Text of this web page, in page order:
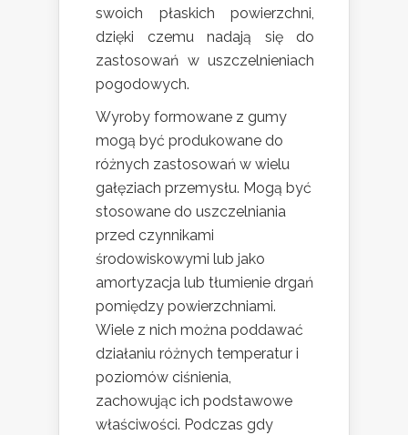
swoich płaskich powierzchni,
dzięki czemu nadają się do
zastosowań w uszczelnieniach
pogodowych.
Wyroby formowane z gumy
mogą być produkowane do
różnych zastosowań w wielu
gałęziach przemysłu. Mogą być
stosowane do uszczelniania
przed czynnikami
środowiskowymi lub jako
amortyzacja lub tłumienie drgań
pomiędzy powierzchniami.
Wiele z nich można poddawać
działaniu różnych temperatur i
poziomów ciśnienia,
zachowując ich podstawowe
właściwości. Podczas gdy